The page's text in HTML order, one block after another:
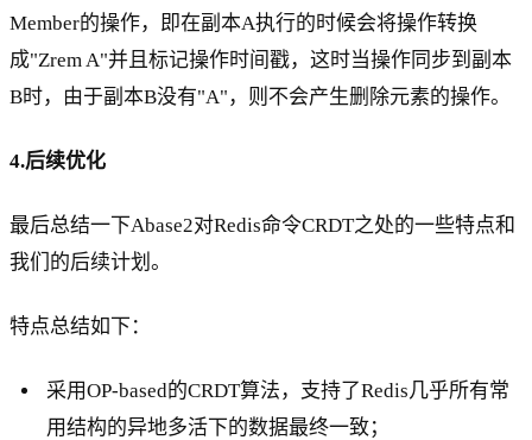
Member的操作，即在副本A执行的时候会将操作转换
成"Zrem A"并且标记操作时间戳，这时当操作同步到副本
B时，由于副本B没有"A"，则不会产生删除元素的操作。
4.后续优化
最后总结一下Abase2对Redis命令CRDT之处的一些特点和
我们的后续计划。
特点总结如下：
采用OP-based的CRDT算法，支持了Redis几乎所有常
用结构的异地多活下的数据最终一致；